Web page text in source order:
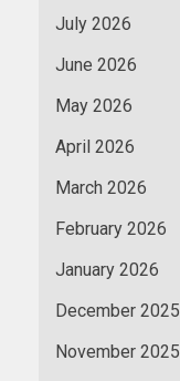
July 2026
June 2026
May 2026
April 2026
March 2026
February 2026
January 2026
December 2025
November 2025